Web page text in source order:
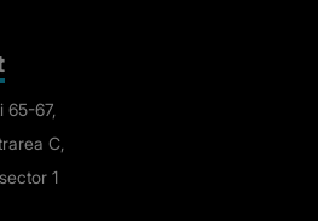
65-67,
C,
1